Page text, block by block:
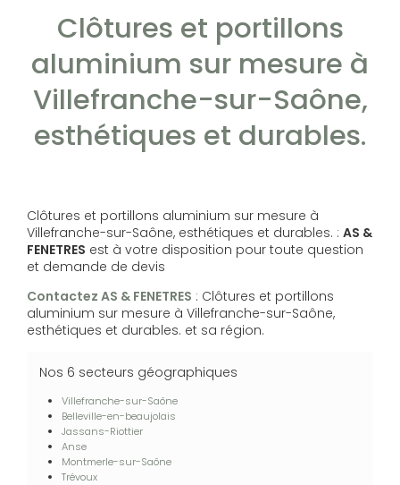
Clôtures et portillons
aluminium sur mesure à
Villefranche-sur-Saône,
esthétiques et durables.
Clôtures et portillons aluminium sur mesure à
Villefranche-sur-Saône, esthétiques et durables. : AS &
FENETRES est à votre disposition pour toute question
et demande de devis
Contactez AS & FENETRES : Clôtures et portillons
aluminium sur mesure à Villefranche-sur-Saône,
esthétiques et durables. et sa région.
Nos 6 secteurs géographiques
Villefranche-sur-Saône
Belleville-en-beaujolais
Jassans-Riottier
Anse
Montmerle-sur-Saône
Trévoux